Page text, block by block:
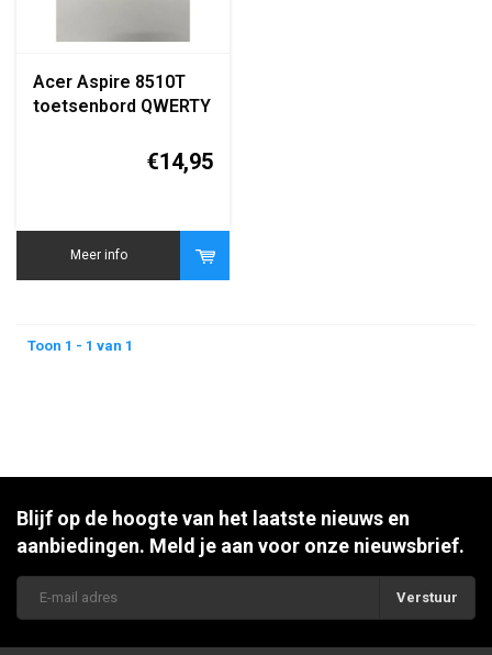
Acer Aspire 8510T
toetsenbord QWERTY
€14,95
Meer info
Toon 1 - 1 van 1
Blijf op de hoogte van het laatste nieuws en
aanbiedingen. Meld je aan voor onze nieuwsbrief.
Verstuur